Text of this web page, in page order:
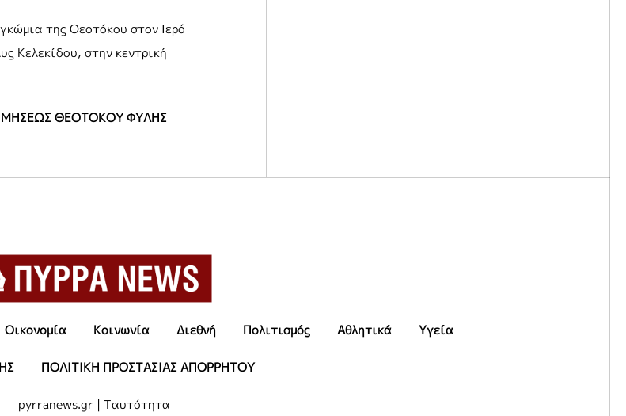
της Θεοτόκου στον Ιερό
Κελεκίδου, στην κεντρική
ΘΕΟΤΟΚΟΥ ΦΥΛΗΣ
Οικονομία Κοινωνία Διεθνή Πολιτισμός Αθλητικά Υγεία
ΠΟΛΙΤΙΚΗ ΠΡΟΣΤΑΣΙΑΣ ΑΠΟΡΡΗΤΟΥ
pyrranews.gr | Ταυτότητα